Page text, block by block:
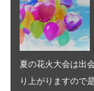
夏の花火大会は出
り上がりますので